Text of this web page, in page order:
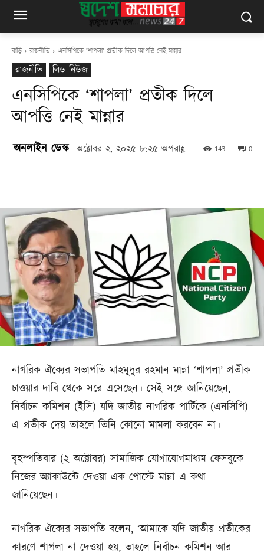
বাড়ি রাজনীতি এনসিপিকে ‘শাপলা’ প্রতীক দিলে আপত্তি নেই মান্নার
রাজনীতি লিড নিউজ
এনসিপিকে ‘শাপলা’ প্রতীক দিলে
আপত্তি নেই মান্নার
অনলাইন ডেস্ক অক্টোবর ২, ২০২৫ ৮:২৫ অপরাহ্ণ 0
143
নাগরিক ঐক্যের সভাপতি মাহমুদুর রহমান মান্না ‘শাপলা’ প্রতীক
চাওয়ার দাবি থেকে সরে এসেছেন। সেই সঙ্গে জানিয়েছেন,
নির্বাচন কমিশন (ইসি) যদি জাতীয় নাগরিক পার্টিকে (এনসিপি)
এ প্রতীক দেয় তাহলে তিনি কোনো মামলা করবেন না।
বৃহস্পতিবার (২ অক্টোবর) সামাজিক যোগাযোগমাধ্যম ফেসবুকে
নিজের অ্যাকাউন্টে দেওয়া এক পোস্টে মান্না এ কথা
জানিয়েছেন।
নাগরিক ঐক্যের সভাপতি বলেন, ‘আমাকে যদি জাতীয় প্রতীকের
কারণে শাপলা না দেওয়া হয়, তাহলে নির্বাচন কমিশন আর